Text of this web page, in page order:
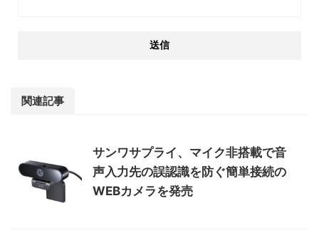
関連記事
サンワサプライ、マイク非搭載で音
声入力先の誤認識を防ぐ簡単接続の
WEBカメラを発売